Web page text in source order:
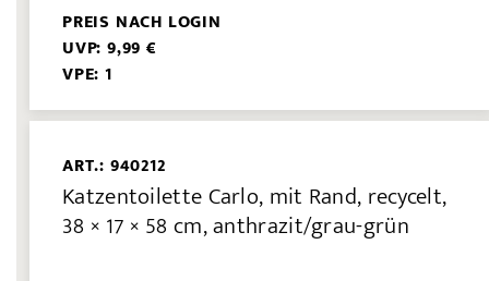
PREIS NACH LOGIN
UVP: 9,99 €
VPE: 1
ART.: 940212
Katzentoilette Carlo, mit Rand, recycelt,
38 × 17 × 58 cm, anthrazit/grau-grün